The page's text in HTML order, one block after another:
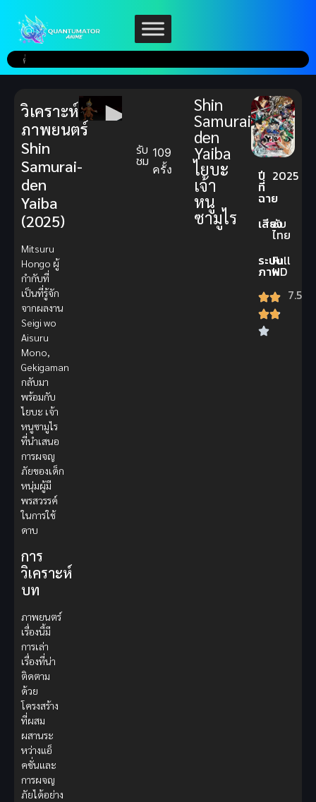
รับ
ชม 109
ครั้ง
Shin
Samurai-
den
Yaiba
ไยบะ
เจ้า
หนู
ซามูไร
ปี
ที่
ฉาย
2025
เสียง
ซับ
ไทย
ระบบ
ภาพ
Full
HD
7.5
วิเคราะห์
ภาพยนตร์
Shin
Samurai-
den
Yaiba
(2025)
Mitsuru
Hongo ผู้
กำกับที่
เป็นที่รู้จัก
จากผลงาน
Seigi wo
Aisuru
Mono,
Gekigaman
กลับมา
พร้อมกับ
ไยบะ เจ้า
หนูซามูไร
ที่นำเสนอ
การผจญ
ภัยของเด็ก
หนุ่มผู้มี
พรสวรรค์
ในการใช้
ดาบ
การ
วิเคราะห์
บท
ภาพยนตร์
เรื่องนี้มี
การเล่า
เรื่องที่น่า
ติดตาม
ด้วย
โครงสร้าง
ที่ผสม
ผสานระ
หว่างแอ็
คชั่นและ
การผจญ
ภัยได้อย่าง